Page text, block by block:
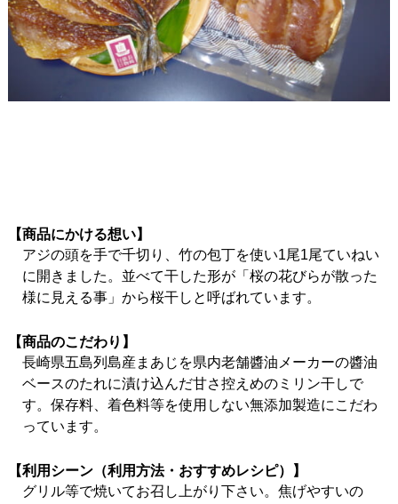
【商品にかける想い】
アジの頭を手で千切り、竹の包丁を使い1尾1尾ていねい
に開きました。並べて干した形が「桜の花びらが散った
様に見える事」から桜干しと呼ばれています。
【商品のこだわり】
長崎県五島列島産まあじを県内老舗醬油メーカーの醬油
ベースのたれに漬け込んだ甘さ控えめのミリン干しで
す。保存料、着色料等を使用しない無添加製造にこだわ
っています。
【利用シーン（利用方法・おすすめレシピ）】
グリル等で焼いてお召し上がり下さい。焦げやすいの